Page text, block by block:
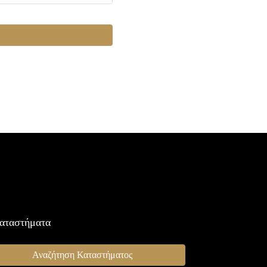
Αναζήτηση Καταστήματος